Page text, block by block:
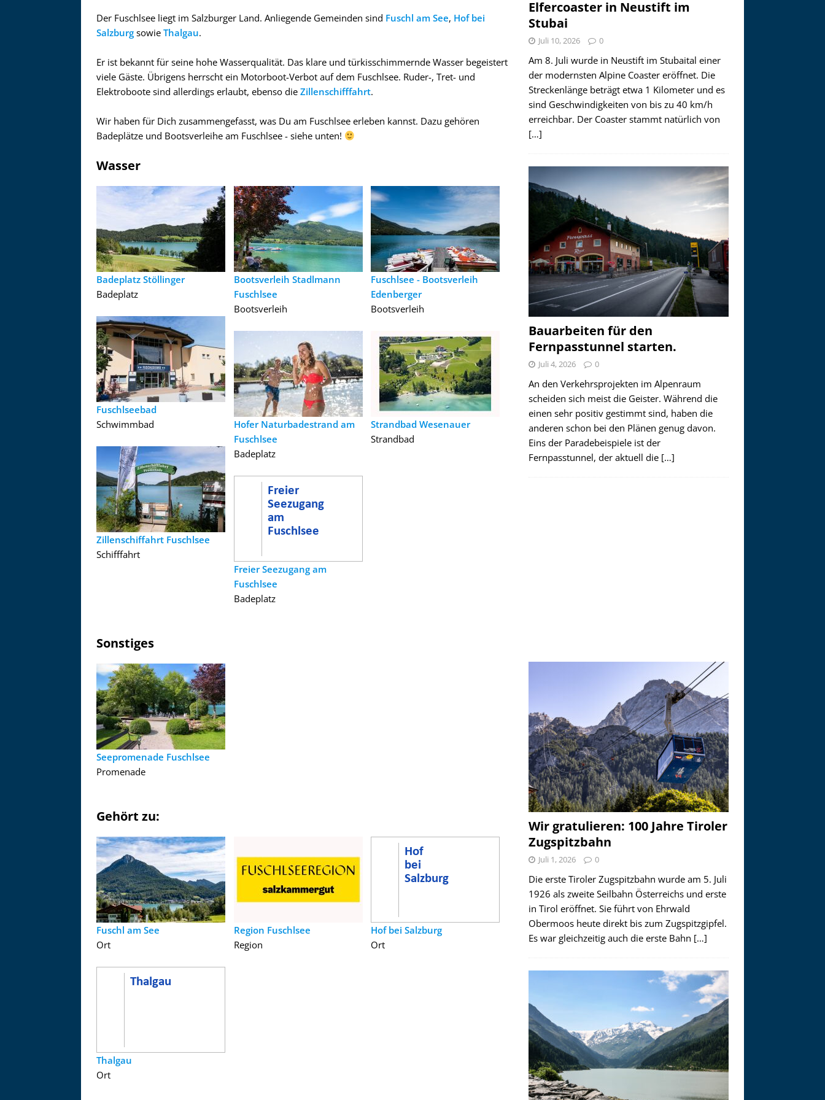
Der Fuschlsee liegt im Salzburger Land. Anliegende Gemeinden sind Fuschl am See, Hof bei
Salzburg sowie Thalgau.
Er ist bekannt für seine hohe Wasserqualität. Das klare und türkisschimmernde Wasser begeistert
viele Gäste. Übrigens herrscht ein Motorboot-Verbot auf dem Fuschlsee. Ruder-, Tret- und
Elektroboote sind allerdings erlaubt, ebenso die Zillenschifffahrt.
Wir haben für Dich zusammengefasst, was Du am Fuschlsee erleben kannst. Dazu gehören
Badeplätze und Bootsverleihe am Fuschlsee - siehe unten!
Wasser
Badeplatz Stöllinger
Badeplatz
Fuschlseebad
Schwimmbad
Zillenschiffahrt Fuschlsee
Schifffahrt
Bootsverleih Stadlmann
Fuschlsee
Bootsverleih
Hofer Naturbadestrand am
Fuschlsee
Badeplatz
Freier Seezugang am
Fuschlsee
Badeplatz
Fuschlsee - Bootsverleih
Edenberger
Bootsverleih
Strandbad Wesenauer
Strandbad
Sonstiges
Seepromenade Fuschlsee
Promenade
Gehört zu:
Fuschl am See
Ort
Thalgau
Ort
Region Fuschlsee
Region
Hof bei Salzburg
Ort
Elfercoaster in Neustift im
Stubai
Juli 10, 2026 0
Am 8. Juli wurde in Neustift im Stubaital einer
der modernsten Alpine Coaster eröffnet. Die
Streckenlänge beträgt etwa 1 Kilometer und es
sind Geschwindigkeiten von bis zu 40 km/h
erreichbar. Der Coaster stammt natürlich von
[…]
Bauarbeiten für den
Fernpasstunnel starten.
Juli 4, 2026 0
An den Verkehrsprojekten im Alpenraum
scheiden sich meist die Geister. Während die
einen sehr positiv gestimmt sind, haben die
anderen schon bei den Plänen genug davon.
Eins der Paradebeispiele ist der
Fernpasstunnel, der aktuell die […]
Wir gratulieren: 100 Jahre Tiroler
Zugspitzbahn
Juli 1, 2026 0
Die erste Tiroler Zugspitzbahn wurde am 5. Juli
1926 als zweite Seilbahn Österreichs und erste
in Tirol eröffnet. Sie führt von Ehrwald
Obermoos heute direkt bis zum Zugspitzgipfel.
Es war gleichzeitig auch die erste Bahn […]